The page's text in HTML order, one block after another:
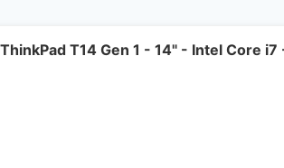
T14 Gen 1 - 14" - Intel Core i7